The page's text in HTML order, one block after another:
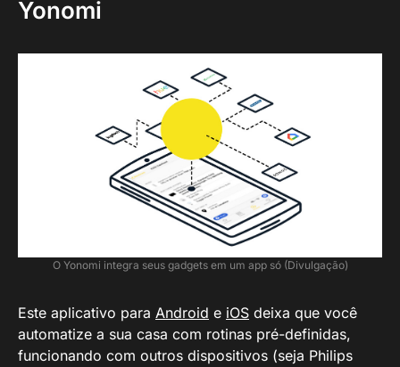
Yonomi
O Yonomi integra seus gadgets em um app só (Divulgação)
Este aplicativo para Android e iOS deixa que você
automatize a sua casa com rotinas pré-definidas,
funcionando com outros dispositivos (seja Philips